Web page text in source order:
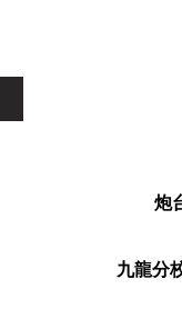
炮
九龍分